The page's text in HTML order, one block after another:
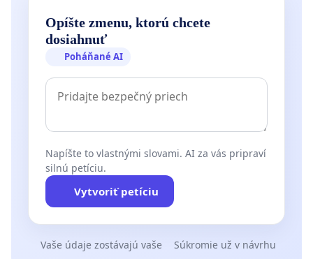
Opíšte zmenu, ktorú chcete
dosiahnuť
Poháňané AI
Napíšte to vlastnými slovami. AI za vás pripraví
silnú petíciu.
Vytvoriť petíciu
Vaše údaje zostávajú vaše Súkromie už v návrhu